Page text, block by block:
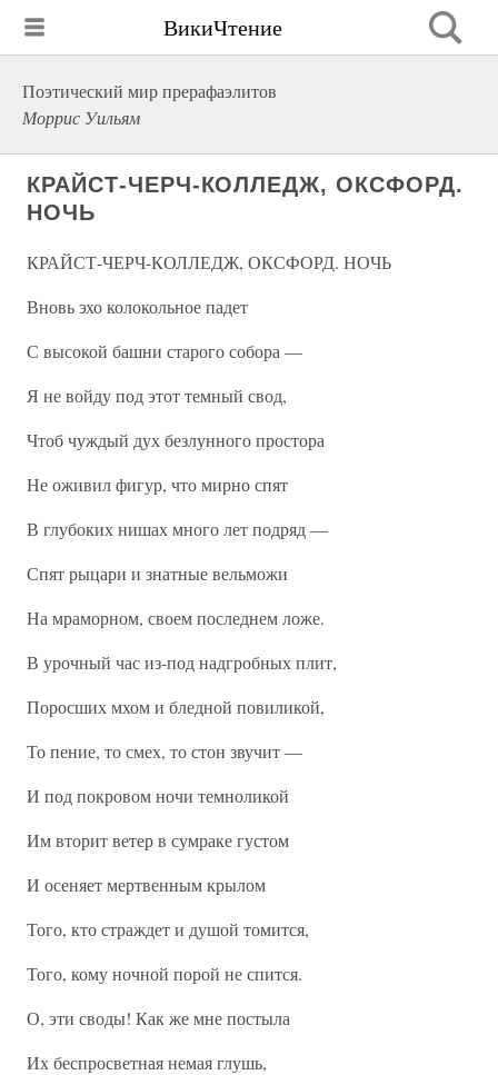
ВикиЧтение
Поэтический мир прерафаэлитов
Моррис Уильям
КРАЙСТ-ЧЕРЧ-КОЛЛЕДЖ, ОКСФОРД.
НОЧЬ
КРАЙСТ-ЧЕРЧ-КОЛЛЕДЖ, ОКСФОРД. НОЧЬ
Вновь эхо колокольное падет
С высокой башни старого собора —
Я не войду под этот темный свод,
Чтоб чуждый дух безлунного простора
Не оживил фигур, что мирно спят
В глубоких нишах много лет подряд —
Спят рыцари и знатные вельможи
На мраморном, своем последнем ложе.
В урочный час из-под надгробных плит,
Поросших мхом и бледной повиликой,
То пение, то смех, то стон звучит —
И под покровом ночи темноликой
Им вторит ветер в сумраке густом
И осеняет мертвенным крылом
Того, кто страждет и душой томится,
Того, кому ночной порой не спится.
О, эти своды! Как же мне постыла
Их беспросветная немая глушь,